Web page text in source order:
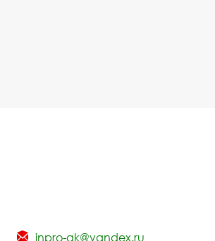
inpro-gk@yandex.ru